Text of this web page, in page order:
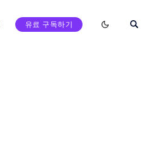
유료 구독하기 Enable dark mode